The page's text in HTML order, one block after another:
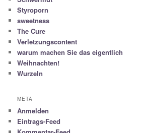
Styroporn
sweetness
The Cure
Verletzungscontent
warum machen Sie das eigentlich
Weihnachten!
Wurzeln
META
Anmelden
Eintrags-Feed